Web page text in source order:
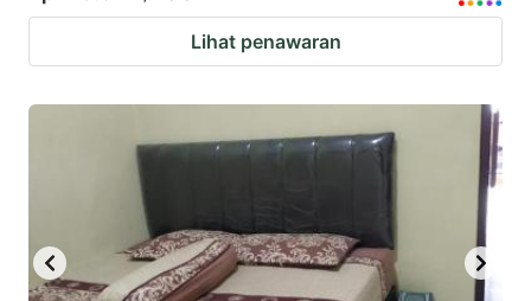
Lihat penawaran